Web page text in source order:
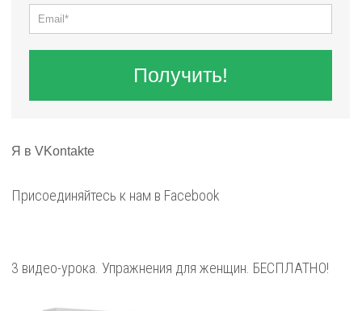
Получить!
Я в VKontakte
Присоединяйтесь к нам в Facebook
3 видео-урока. Упражнения для женщин. БЕСПЛАТНО!